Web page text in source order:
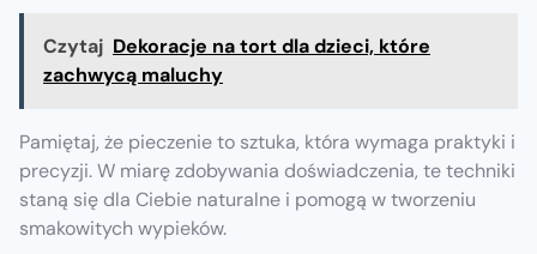
Czytaj Dekoracje na tort dla dzieci, które
zachwycą maluchy
Pamiętaj, że pieczenie to sztuka, która wymaga praktyki i
precyzji. W miarę zdobywania doświadczenia, te techniki
staną się dla Ciebie naturalne i pomogą w tworzeniu
smakowitych wypieków.